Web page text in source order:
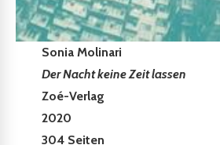
Sonia Molinari
Der Nacht keine Zeit lassen
Zoé-Verlag
2020
304 Seiten